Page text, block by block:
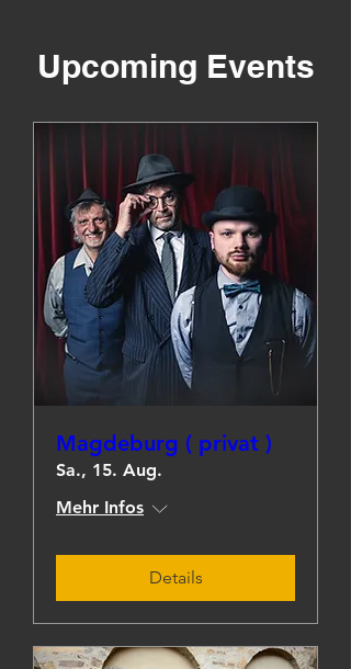
Upcoming Events
Magdeburg ( privat )
Sa., 15. Aug.
Mehr Infos
Details